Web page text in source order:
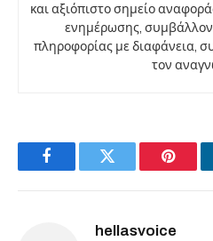
και αξιόπιστο σημείο
ενημέρωσης,
πληροφορίας με διαφάνεια,
τον
FacebookTwitter
hellasvoice